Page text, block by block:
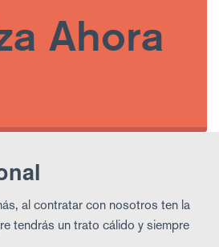
Ahora
al contratar con nosotros ten la
tendrás un trato cálido y siempre